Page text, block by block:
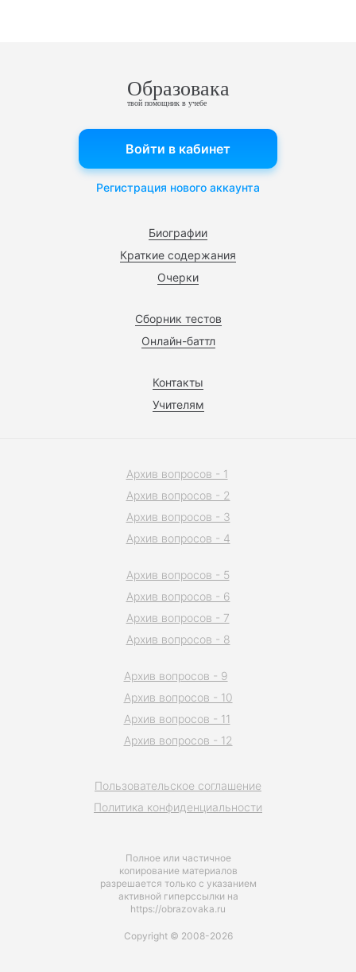
Образовака
твой помощник в учебе
Биографии
Краткие содержания
Очерки
Сборник тестов
Онлайн-баттл
Контакты
Учителям
Войти в кабинет
Регистрация нового аккаунта
Полное или частичное
копирование материалов
разрешается только с указанием
активной гиперссылки на
https://obrazovaka.ru
Пользовательское соглашение
Политика конфиденциальности
Архив вопросов - 1
Архив вопросов - 2
Архив вопросов - 3
Архив вопросов - 4
Архив вопросов - 5
Архив вопросов - 6
Архив вопросов - 7
Архив вопросов - 8
Архив вопросов - 9
Архив вопросов - 10
Архив вопросов - 11
Архив вопросов - 12
Copyright © 2008-2026